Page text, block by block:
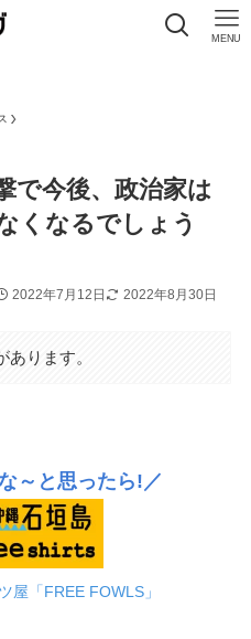
MENU
で今後、政治家は
くなるでしょう
2022年7月12日 2022年8月30日
ります。
～と思ったら!／
屋「FREE FOWLS」